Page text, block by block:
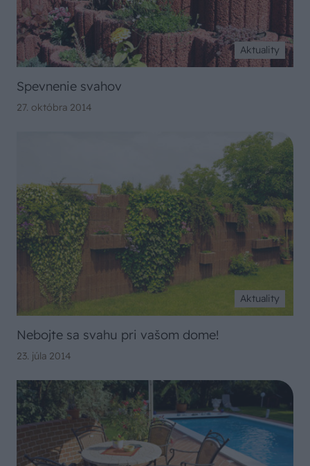
Aktuality
Spevnenie svahov
27. októbra 2014
Aktuality
Nebojte sa svahu pri vašom dome!
23. júla 2014